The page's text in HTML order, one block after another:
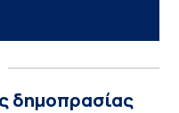
δημοπρασίας